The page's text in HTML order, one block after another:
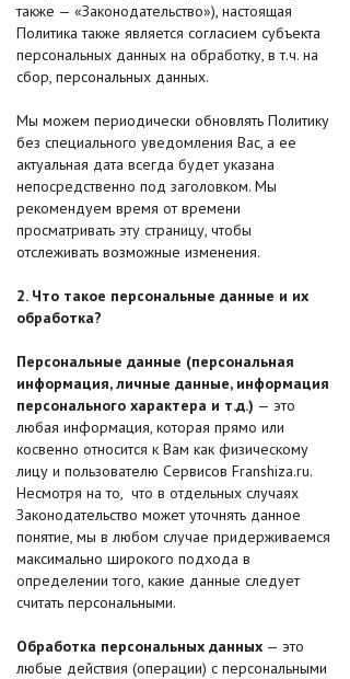
также — «Законодательство»), настоящая
Политика также является согласием субъекта
персональных данных на обработку, в т.ч. на
сбор, персональных данных.
Мы можем периодически обновлять Политику
без специального уведомления Вас, а ее
актуальная дата всегда будет указана
непосредственно под заголовком. Мы
рекомендуем время от времени
просматривать эту страницу, чтобы
отслеживать возможные изменения.
2. Что такое персональные данные и их
обработка?
Персональные данные (персональная
информация, личные данные, информация
персонального характера и т.д.) — это
любая информация, которая прямо или
косвенно относится к Вам как физическому
лицу и пользователю Сервисов Franshiza.ru.
Несмотря на то, что в отдельных случаях
Законодательство может уточнять данное
понятие, мы в любом случае придерживаемся
максимально широкого подхода в
определении того, какие данные следует
считать персональными.
Обработка персональных данных — это
любые действия (операции) с персональными